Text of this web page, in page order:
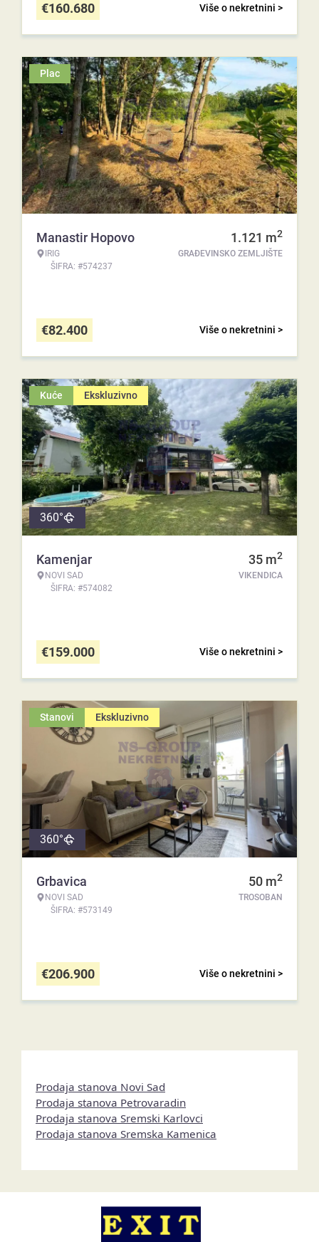
Više o nekretnini >
€160.680
Plac
Manastir Hopovo
IRIG
ŠIFRA: #574237
1.121 m2
GRAĐEVINSKO ZEMLJIŠTE
Više o nekretnini >
€82.400
Kuće Ekskluzivno
360°
Kamenjar
NOVI SAD
ŠIFRA: #574082
35 m2
VIKENDICA
Više o nekretnini >
€159.000
Stanovi Ekskluzivno
360°
Grbavica
NOVI SAD
ŠIFRA: #573149
50 m2
TROSOBAN
Više o nekretnini >
€206.900
Prodaja stanova Novi Sad
Prodaja stanova Petrovaradin
Prodaja stanova Sremski Karlovci
Prodaja stanova Sremska Kamenica